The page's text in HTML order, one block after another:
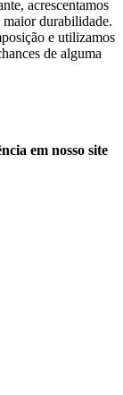
acrescentamos
maior durabilidade.
e utilizamos
de alguma
em nosso site